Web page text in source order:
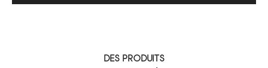
DES PRODUITS